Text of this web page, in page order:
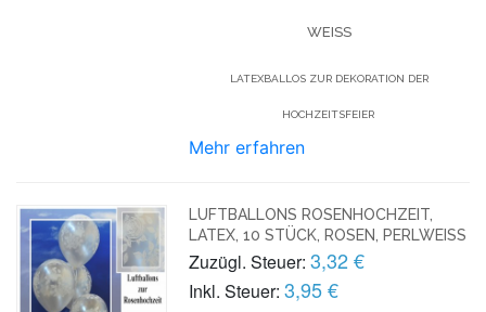
WEISS
LATEXBALLOS ZUR DEKORATION DER
HOCHZEITSFEIER
Mehr erfahren
LUFTBALLONS ROSENHOCHZEIT,
LATEX, 10 STÜCK, ROSEN, PERLWEISS
Zuzügl. Steuer: 3,32 €
Inkl. Steuer: 3,95 €